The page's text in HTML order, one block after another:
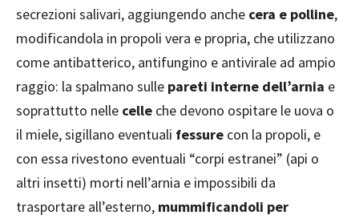
secrezioni salivari, aggiungendo anche cera e polline,
modificandola in propoli vera e propria, che utilizzano
come antibatterico, antifungino e antivirale ad ampio
raggio: la spalmano sulle pareti interne dell’arnia e
soprattutto nelle celle che devono ospitare le uova o
il miele, sigillano eventuali fessure con la propoli, e
con essa rivestono eventuali “corpi estranei” (api o
altri insetti) morti nell’arnia e impossibili da
trasportare all’esterno, mummificandoli per